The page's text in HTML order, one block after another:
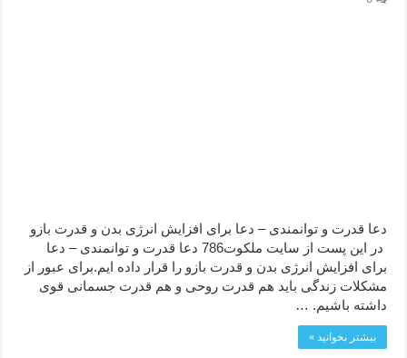
دعا قدرت و توانمندی – دعا برای افزایش انرژی بدن و قدرت بازو
در این پست از سایت ملکوت786 دعا قدرت و توانمندی – دعا
برای افزایش انرژی بدن و قدرت بازو را قرار داده ایم.برای عبور از
مشکلات زندگی باید هم قدرت روحی و هم قدرت جسمانی قوی
داشته باشیم. …
بیشتر بخوانید »